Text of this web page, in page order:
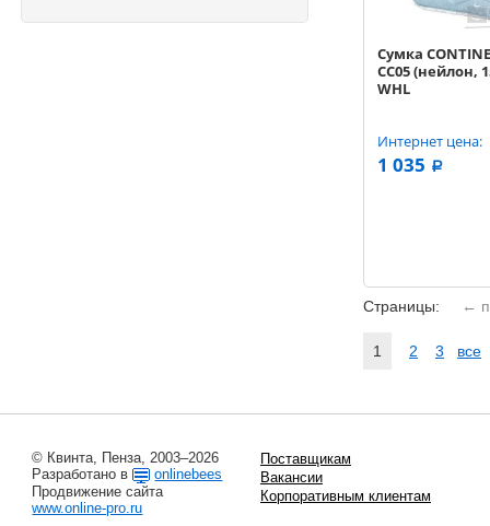
Сумка
CC05 (нейлон,
WHL
Интернет цена:
1 035 a
Страницы: ←
1 2 3 все
© Квинта, Пенза, 2003–2026
Разработано в
onlinebees
Продвижение сайта
www.online-pro.ru
Поставщикам
Вакансии
Корпоративным клиентам